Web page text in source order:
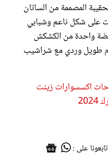
المصممة من الساتان
على شكل ناعم وشبابي
واحدة من الكشكش
طويل وردي مع شراشيب
10 صيحات اكسسوارات زينت
تابعونا على :